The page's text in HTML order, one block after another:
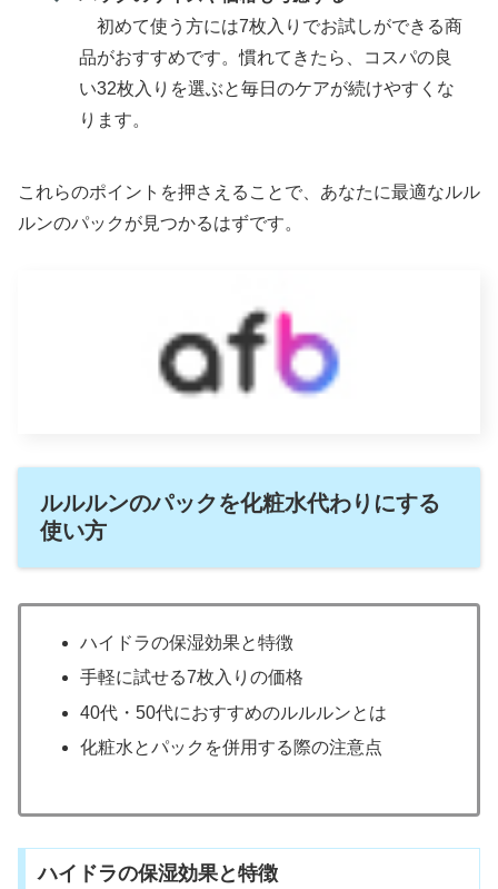
初めて使う方には7枚入りでお試しができる商
品がおすすめです。慣れてきたら、コスパの良
い32枚入りを選ぶと毎日のケアが続けやすくな
ります。
これらのポイントを押さえることで、あなたに最適なルル
ルンのパックが見つかるはずです。
ルルルンのパックを化粧水代わりにする
使い方
ハイドラの保湿効果と特徴
手軽に試せる7枚入りの価格
40代・50代におすすめのルルルンとは
化粧水とパックを併用する際の注意点
ハイドラの保湿効果と特徴